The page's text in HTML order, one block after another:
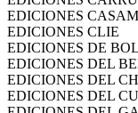
EDICIONES
EDICIONES CLIE
EDICIONES DE
EDICIONES DEL
EDICIONES DEL
EDICIONES DEL